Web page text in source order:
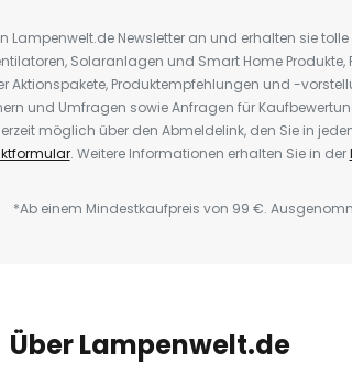
Lampenwelt.de Newsletter an und erhalten sie
Solaranlagen und Smart Home
Aktionspakete, Produktempfehlungen und -
und Umfragen sowie Anfragen für
möglich über den Abmeldelink, den Sie in
. Weitere Informationen erhalten Sie in der
*Ab einem Mindestkaufpreis von 99 €.
Über Lampenwelt.de